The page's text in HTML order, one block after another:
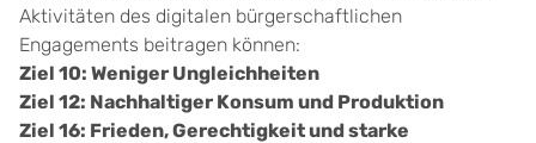
Aktivitäten des digitalen bürgerschaftlichen
Engagements beitragen können:
Ziel 10: Weniger Ungleichheiten
Ziel 12: Nachhaltiger Konsum und Produktion
Ziel 16: Frieden, Gerechtigkeit und starke